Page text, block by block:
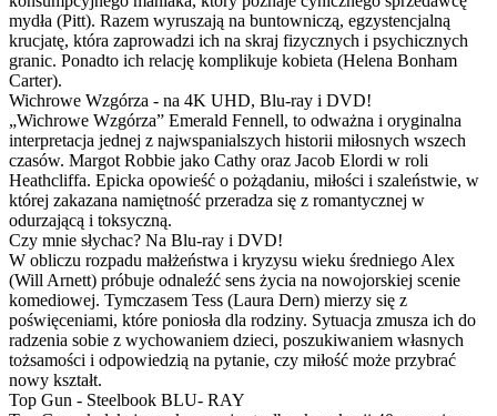
mydła (Pitt). Razem wyruszają na buntowniczą, egzystencjalną
krucjatę, która zaprowadzi ich na skraj fizycznych i psychicznych
granic. Ponadto ich relację komplikuje kobieta (Helena Bonham
Carter).
Wichrowe Wzgórza - na 4K UHD, Blu-ray i DVD!
„Wichrowe Wzgórza” Emerald Fennell, to odważna i oryginalna
interpretacja jednej z najwspanialszych historii miłosnych wszech
czasów. Margot Robbie jako Cathy oraz Jacob Elordi w roli
Heathcliffa. Epicka opowieść o pożądaniu, miłości i szaleństwie, w
której zakazana namiętność przeradza się z romantycznej w
odurzającą i toksyczną.
Czy mnie słychac? Na Blu-ray i DVD!
W obliczu rozpadu małżeństwa i kryzysu wieku średniego Alex
(Will Arnett) próbuje odnaleźć sens życia na nowojorskiej scenie
komediowej. Tymczasem Tess (Laura Dern) mierzy się z
poświęceniami, które poniosła dla rodziny. Sytuacja zmusza ich do
radzenia sobie z wychowaniem dzieci, poszukiwaniem własnych
tożsamości i odpowiedzią na pytanie, czy miłość może przybrać
nowy kształt.
Top Gun - Steelbook BLU- RAY